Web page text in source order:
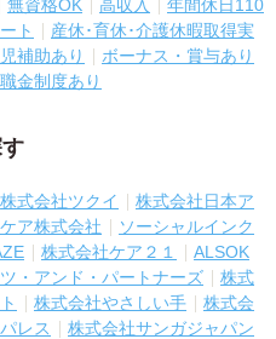
無資格OK 高収入
年間休日110
ト
産休･育休･介護休暇取得実
補助あり
ボーナス・賞与あり
金制度あり
株式会社ツクイ
株式会社日本ア
ア株式会社
ソーシャルインク
株式会社ケア２１
ALSOK
・アンド・パートナーズ
株式
株式会社やさしい手
株式会
レス
株式会社サンガジャパン